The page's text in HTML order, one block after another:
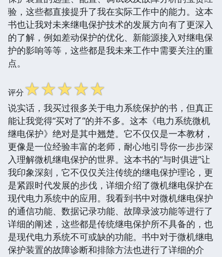
验，这些都直接提升了我在实际工作中的能力。这本
书也让我对未来继电保护技术的发展方向有了更深入
的了解，例如差动保护的优化、新能源接入对继电保
护的影响等等，这些都是我未来工作中需要关注的重
点。
评分☆☆☆☆☆
说实话，我买过很多关于电力系统保护的书，但真正
能让我觉得“买对了”的并不多。这本《电力系统微机
继电保护》绝对是其中翘楚。它不仅仅是一本教材，
更像是一位经验丰富的老师，耐心地引导你一步步深
入理解微机继电保护的世界。这本书的“与时俱进”让
我印象深刻，它不仅仅关注传统的继电保护理论，更
是紧跟时代发展的步伐，详细介绍了微机继电保护在
现代电力系统中的应用。我看到书中对微机继电保护
的通信功能、数据记录功能、故障录波功能等进行了
详细的阐述，这些都是传统继电保护所不具备的，也
是现代电力系统不可或缺的功能。书中对于微机继电
保护装置的故障诊断和排除方法也进行了详细的介